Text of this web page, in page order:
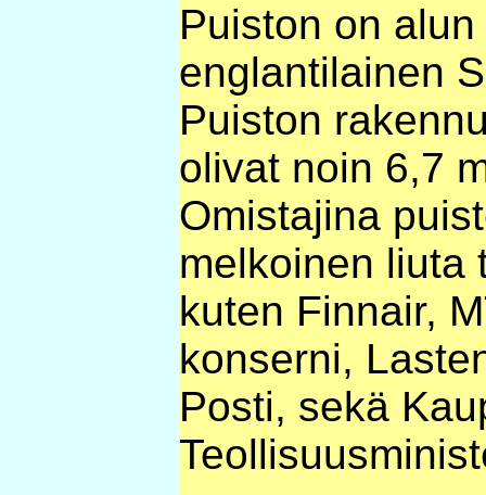
Puiston on
englantilainen
Puiston
olivat noin 6,7
Omistajina
melkoinen liuta
kuten Finnair,
konserni,
Posti, sekä